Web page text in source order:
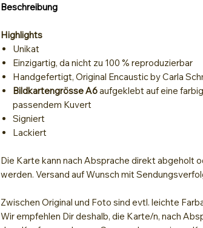
Beschreibung
Highlights
Unikat
Einzigartig, da nicht zu 100 % reproduzierbar
Handgefertigt, Original Encaustic by Carla
Bildkartengrösse A6aufgeklebt auf eine
passendem Kuvert
Signiert
Lackiert
Die Karte kann nach Absprache direkt abgeholt
werden. Versand auf Wunsch mit
Zwischen Original und Foto sind evtl. leichte
Wir empfehlen Dir deshalb, die Karte/n, nach